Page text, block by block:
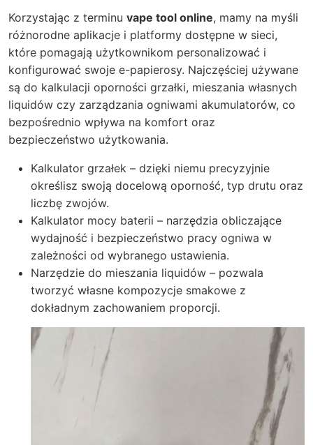
Korzystając z terminu vape tool online, mamy na myśli
różnorodne aplikacje i platformy dostępne w sieci,
które pomagają użytkownikom personalizować i
konfigurować swoje e-papierosy. Najczęściej używane
są do kalkulacji oporności grzałki, mieszania własnych
liquidów czy zarządzania ogniwami akumulatorów, co
bezpośrednio wpływa na komfort oraz
bezpieczeństwo użytkowania.
Kalkulator grzałek – dzięki niemu precyzyjnie
określisz swoją docelową oporność, typ drutu oraz
liczbę zwojów.
Kalkulator mocy baterii – narzędzia obliczające
wydajność i bezpieczeństwo pracy ogniwa w
zależności od wybranego ustawienia.
Narzędzie do mieszania liquidów – pozwala
tworzyć własne kompozycje smakowe z
dokładnym zachowaniem proporcji.